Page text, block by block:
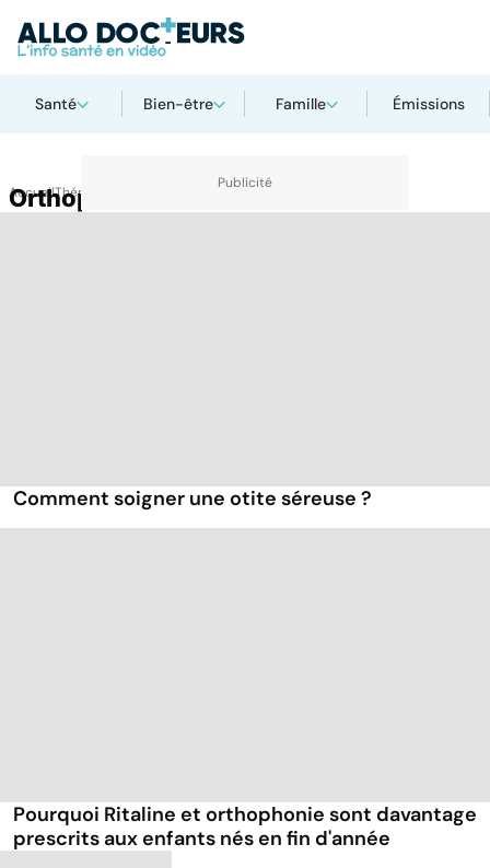
Santé Bien-être Famille Émissions
AccueilThématiques
Orthophoniste
Comment soigner une otite séreuse ?
Pourquoi Ritaline et orthophonie sont davantage
prescrits aux enfants nés en fin d'année